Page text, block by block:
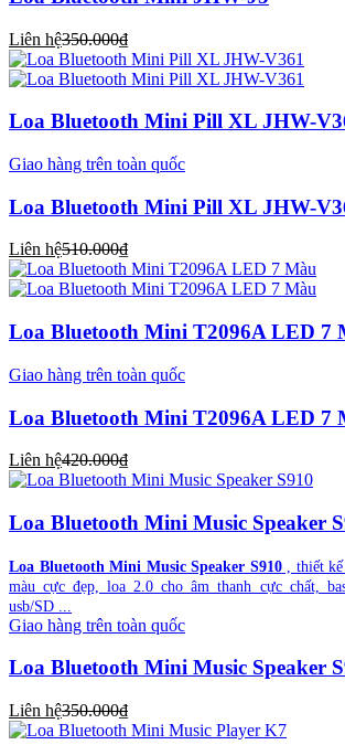
Liên hệ350.000₫
Loa Bluetooth Mini Pill XL JHW-
Giao hàng trên toàn quốc
Loa Bluetooth Mini Pill XL JHW-
Liên hệ510.000₫
Loa Bluetooth Mini T2096A LED 7
Giao hàng trên toàn quốc
Loa Bluetooth Mini T2096A LED 7
Liên hệ420.000₫
Loa Bluetooth Mini Music Speaker
Loa Bluetooth Mini Music Speaker S910, thiết kế
màu cực đẹp, loa 2.0 cho âm thanh cực chất,
usb/SD ...
Giao hàng trên toàn quốc
Loa Bluetooth Mini Music Speaker
Liên hệ350.000₫